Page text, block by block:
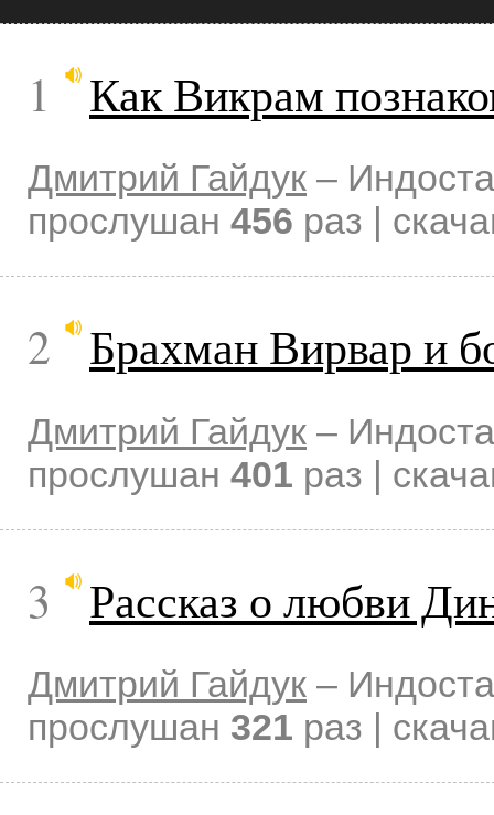
1 Как Викрам
Дмитрий Гайдук –
прослушан 456 раз |
2 Брахман Вирвар и
Дмитрий Гайдук –
прослушан 401 раз |
3 Рассказ о любви
Дмитрий Гайдук –
прослушан 321 раз |